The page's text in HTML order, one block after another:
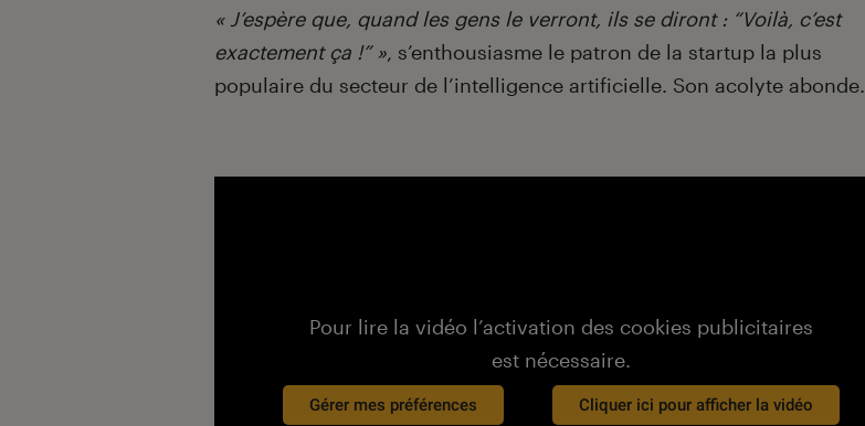
« J’espère que, quand les gens le verront, ils se diront : “Voilà, c’est
exactement ça !” », s’enthousiasme le patron de la startup la plus
populaire du secteur de l’intelligence artificielle. Son acolyte abonde.
Pour lire la vidéo l’activation des cookies publicitaires
est nécessaire.
Gérer mes préférences Cliquer ici pour afficher la vidéo